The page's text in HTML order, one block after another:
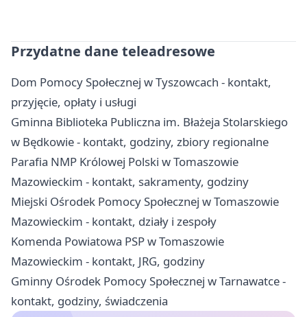
Przydatne dane teleadresowe
Dom Pomocy Społecznej w Tyszowcach - kontakt,
przyjęcie, opłaty i usługi
Gminna Biblioteka Publiczna im. Błażeja Stolarskiego
w Będkowie - kontakt, godziny, zbiory regionalne
Parafia NMP Królowej Polski w Tomaszowie
Mazowieckim - kontakt, sakramenty, godziny
Miejski Ośrodek Pomocy Społecznej w Tomaszowie
Mazowieckim - kontakt, działy i zespoły
Komenda Powiatowa PSP w Tomaszowie
Mazowieckim - kontakt, JRG, godziny
Gminny Ośrodek Pomocy Społecznej w Tarnawatce -
kontakt, godziny, świadczenia